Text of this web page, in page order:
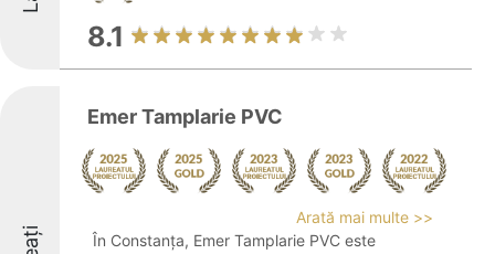
8.1
Emer Tamplarie PVC
Arată mai multe >>
În Constanța, Emer Tamplarie PVC este